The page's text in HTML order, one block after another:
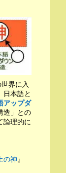
界に入
日本語と
アップダ
造」との
論理的に
の神 』